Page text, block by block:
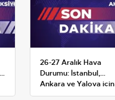
26-27 Aralık Hava
Durumu: İstanbul,
Ankara ve Yalova için
Kar Tahminleri